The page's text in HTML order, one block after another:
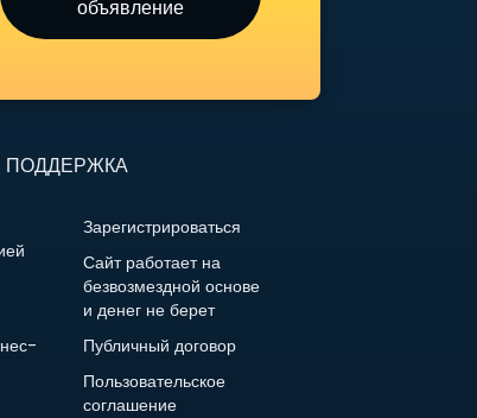
объявление
Зарегистрироваться
Сайт работает на
безвозмездной основе
и денег не берет
Публичный договор
Пользовательское
соглашение